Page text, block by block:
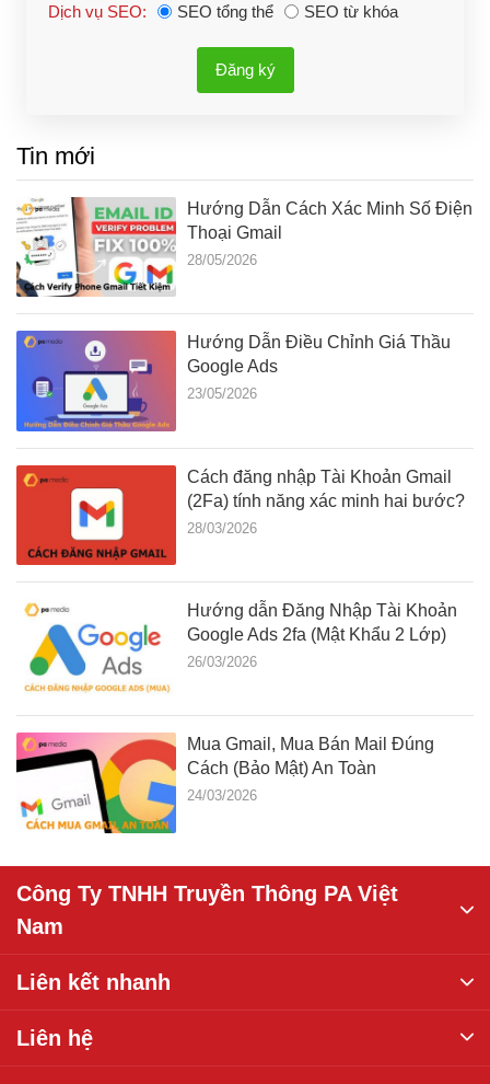
Dịch vụ SEO: SEO tổng thể SEO từ khóa
Đăng ký
Tin mới
Hướng Dẫn Cách Xác Minh Số Điện
Thoại Gmail
28/05/2026
Hướng Dẫn Điều Chỉnh Giá Thầu
Google Ads
23/05/2026
Cách đăng nhập Tài Khoản Gmail
(2Fa) tính năng xác minh hai bước?
28/03/2026
Hướng dẫn Đăng Nhập Tài Khoản
Google Ads 2fa (Mật Khẩu 2 Lớp)
26/03/2026
Mua Gmail, Mua Bán Mail Đúng
Cách (Bảo Mật) An Toàn
24/03/2026
Công Ty TNHH Truyền Thông PA Việt
Nam
Liên kết nhanh
Liên hệ